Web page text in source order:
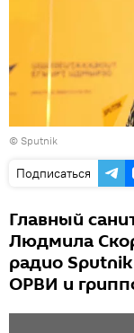
© Sputnik
Подписаться
Главный
Людмила
радио
ОРВИ и